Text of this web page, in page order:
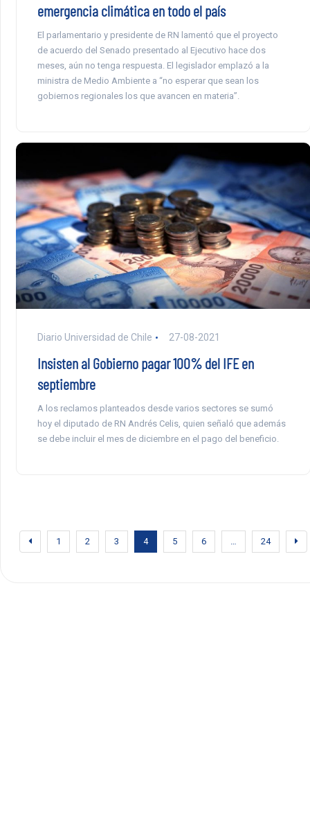
emergencia climática en todo el país
El parlamentario y presidente de RN lamentó que el proyecto
de acuerdo del Senado presentado al Ejecutivo hace dos
meses, aún no tenga respuesta. El legislador emplazó a la
ministra de Medio Ambiente a “no esperar que sean los
gobiernos regionales los que avancen en materia”.
Diario Universidad de Chile 27-08-2021
Insisten al Gobierno pagar 100% del IFE en
septiembre
A los reclamos planteados desde varios sectores se sumó
hoy el diputado de RN Andrés Celis, quien señaló que además
se debe incluir el mes de diciembre en el pago del beneficio.
1 2 3 4 5 6 24